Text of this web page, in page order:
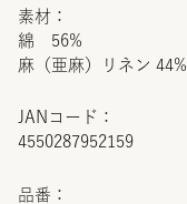
JANコード：
4550287952159
品番：
素材：
綿 56%
麻（亜麻）リネン 44%